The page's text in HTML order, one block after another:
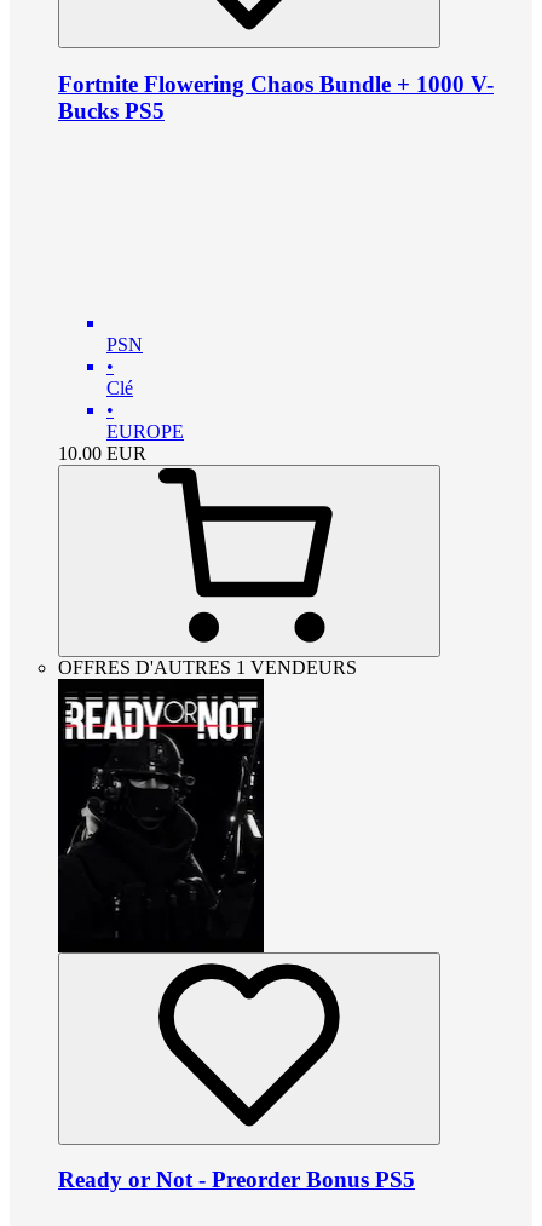
Fortnite Flowering Chaos Bundle + 1000 V-
Bucks PS5
PSN
•
Clé
•
EUROPE
10.00 EUR
OFFRES D'AUTRES 1 VENDEURS
Ready or Not - Preorder Bonus PS5